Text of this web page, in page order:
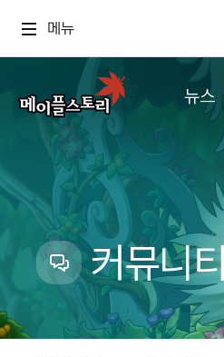
메뉴
뉴스
업데이트
이벤트
캐시샵 공지
메이플 알림
with maple
커뮤니